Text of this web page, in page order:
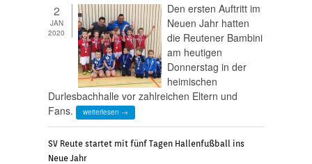
2
JAN
2020
Den ersten Auftritt im
Neuen Jahr hatten
die Reutener Bambini
am heutigen
Donnerstag in der
heimischen
Durlesbachhalle vor zahlreichen Eltern und
Fans.
weiterlesen →
SV Reute startet mit fünf Tagen Hallenfußball ins
Neue Jahr